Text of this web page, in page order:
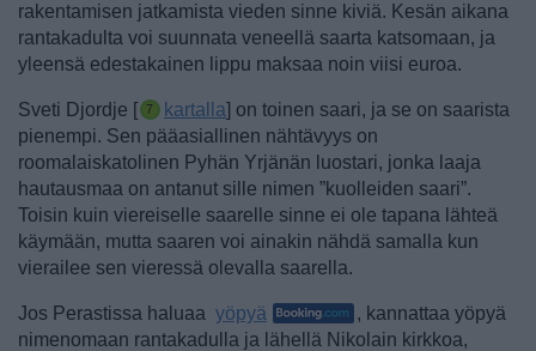
rakentamisen jatkamista vieden sinne kiviä. Kesän aikana
rantakadulta voi suunnata veneellä saarta katsomaan, ja
yleensä edestakainen lippu maksaa noin viisi euroa.
Sveti Djordje [ kartalla] on toinen saari, ja se on saarista
pienempi. Sen pääasiallinen nähtävyys on
roomalaiskatolinen Pyhän Yrjänän luostari, jonka laaja
hautausmaa on antanut sille nimen ”kuolleiden saari”.
Toisin kuin viereiselle saarelle sinne ei ole tapana lähteä
käymään, mutta saaren voi ainakin nähdä samalla kun
vierailee sen vieressä olevalla saarella.
Jos Perastissa haluaa yöpyä
, kannattaa yöpyä
nimenomaan rantakadulla ja lähellä Nikolain kirkkoa,